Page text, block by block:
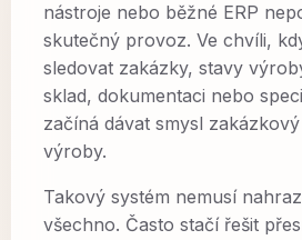
nástroje nebo běžné ERP
skutečný provoz. Ve chvíli,
sledovat zakázky, stavy
sklad, dokumentaci nebo
začíná dávat smysl
výroby.
Takový systém nemusí
všechno. Často stačí řešit